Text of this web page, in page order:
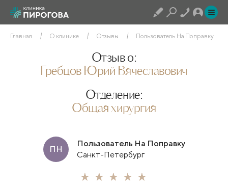
Главная О клинике Отзывы Пользователь На Поправку
Отзыв о:
Гребцов Юрий Вячеславович
Отделение:
Общая хирургия
ПН
Пользователь На Поправку
Санкт-Петербург